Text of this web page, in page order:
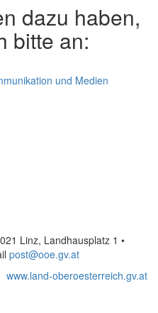
dazu haben,
bitte an:
und Medien
Linz, Landhausplatz 1 •
post@ooe.gv.at
www.land-oberoesterreich.gv.at